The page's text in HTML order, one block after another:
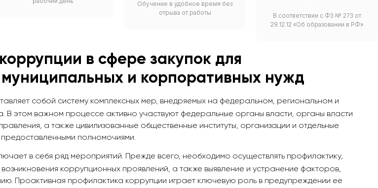
Обучение в удобное время без
отрыва от работы
В соответствии с ФЗ № 273 от
29.12.12 «Об образовании в РФ»
в сфере закупок для
муниципальных и корпоративных нужд
собой систему комплексных мер, внедряемых на федеральном, региональном и
В этом важном процессе активно участвуют федеральные органы власти, органы власти
а также цивилизованные общественные институты, организации и отдельные
предоставленными полномочиями.
в себя ряд мероприятий. Прежде всего, необходимо осуществлять профилактику,
коррупционных проявлений, а также выявление и устранение факторов,
Проактивная профилактика коррупции играет ключевую роль в предупреждении ее